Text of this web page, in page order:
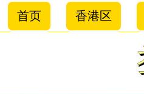
首页 香港区